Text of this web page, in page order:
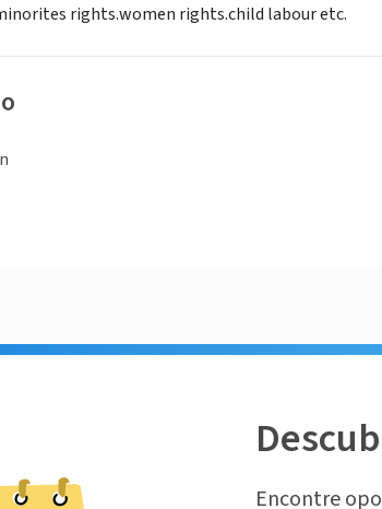
rights.women rights.child labour etc.
Encontre